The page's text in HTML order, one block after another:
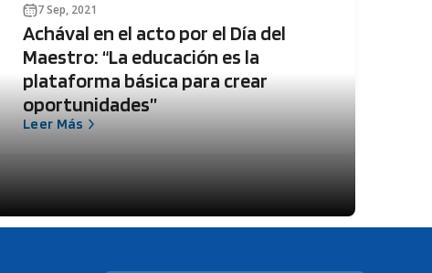
7 Sep, 2021
Achával en el acto por el Día del
Maestro: “La educación es la
plataforma básica para crear
oportunidades”
Leer Más